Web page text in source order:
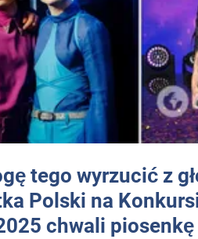
tego wyrzucić z
Polski na
chwali